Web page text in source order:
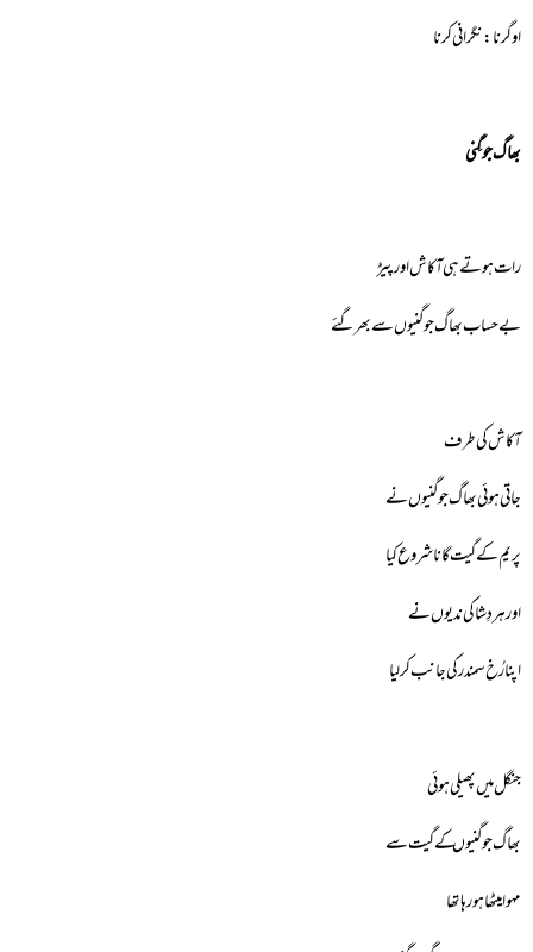
اوگرنا:نگرانی کرنا
بھاگ جوگِنی
رات ہوتے ہی آکاش اور پیڑ
بے حساب بھاگ جوگنیوں سے بھر گئے
آکاش کی طرف
جاتی ہوئی بھاگ جوگنیوں نے
پریم کے گیت گانا شروع کیا
اور ہر دِشا کی ندیوں نے
اپنا رُخ سمندر کی جانب کرلیا
جنگل میں پھیلی ہوئی
بھاگ جوگنیوں کے گیت سے
مہوا میٹھا ہورہا تھا